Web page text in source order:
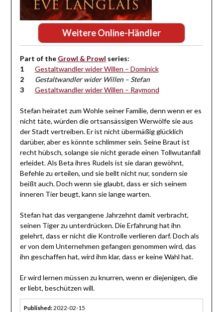
Weitere Online-Händler
Part of the Growl & Prowl series:
Gestaltwandler wider Willen – Dominick
Gestaltwandler wider Willen – Stefan
Gestaltwandler wider Willen – Raymond
Stefan heiratet zum Wohle seiner Familie, denn wenn er es
nicht täte, würden die ortsansässigen Werwölfe sie aus
der Stadt vertreiben. Er ist nicht übermäßig glücklich
darüber, aber es könnte schlimmer sein. Seine Braut ist
recht hübsch, solange sie nicht gerade einen Tollwutanfall
erleidet. Als Beta ihres Rudels ist sie daran gewöhnt,
Befehle zu erteilen, und sie bellt nicht nur, sondern sie
beißt auch. Doch wenn sie glaubt, dass er sich seinem
inneren Tier beugt, kann sie lange warten.
Stefan hat das vergangene Jahrzehnt damit verbracht,
seinen Tiger zu unterdrücken. Die Erfahrung hat ihn
gelehrt, dass er nicht die Kontrolle verlieren darf. Doch als
er von dem Unternehmen gefangen genommen wird, das
ihn geschaffen hat, wird ihm klar, dass er keine Wahl hat.
Er wird lernen müssen zu knurren, wenn er diejenigen, die
er liebt, beschützen will.
Published: 2022-02-15